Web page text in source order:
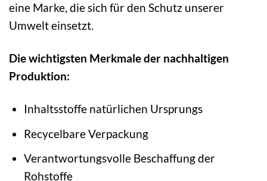
eine Marke, die sich für den Schutz unserer
Umwelt einsetzt.
Die wichtigsten Merkmale der nachhaltigen
Produktion:
Inhaltsstoffe natürlichen Ursprungs
Recycelbare Verpackung
Verantwortungsvolle Beschaffung der
Rohstoffe